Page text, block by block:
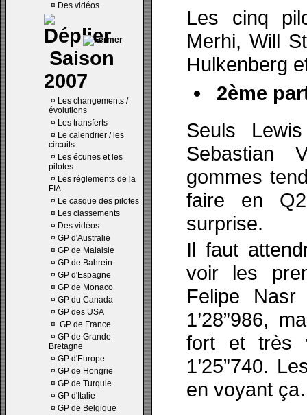
¤ Des vidéos
Saison
2007
¤ Les changements /
évolutions
¤ Les transferts
¤ Le calendrier / les
circuits
¤ Les écuries et les
pilotes
¤ Les réglements de la
FIA
¤ Le casque des pilotes
¤ Les classements
¤ Des vidéos
¤ GP d'Australie
¤ GP de Malaisie
¤ GP de Bahrein
¤ GP d'Espagne
¤ GP de Monaco
¤ GP du Canada
¤ GP des USA
¤ GP de France
¤ GP de Grande
Bretagne
¤ GP d'Europe
¤ GP de Hongrie
¤ GP de Turquie
¤ GP d'Italie
¤ GP de Belgique
Les cinq
Merhi, Will
Hulkenberg
2ème
Seuls
Sebastian
gommes
faire en
surprise.
Il faut
voir les
Felipe
1’28”986,
fort et très
1’25”740.
en voyant